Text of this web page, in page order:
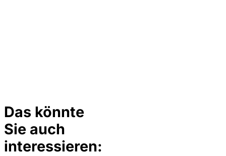
Das könnte
Sie auch
interessieren: